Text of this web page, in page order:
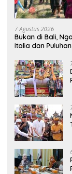
7 Agustus 2026
Bukan di Bali,
Italia dan